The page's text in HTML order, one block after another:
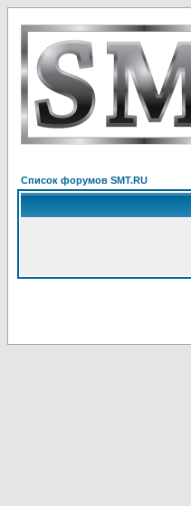
Список форумов SMT.RU